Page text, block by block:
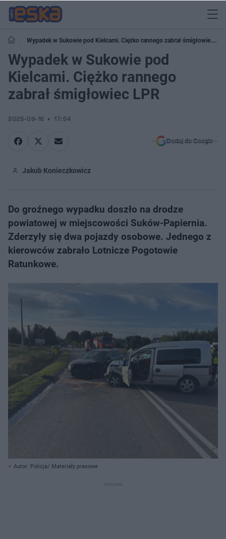
Wypadek w Sukowie pod Kielcami. Ciężko rannego zabrał śmigłowiec
LPR
Wypadek w Sukowie pod
Kielcami. Ciężko rannego
zabrał śmigłowiec LPR
2025-09-16 17:54
Dodaj do Google
Jakub Konieczkowicz
Do groźnego wypadku doszło na drodze
powiatowej w miejscowości Suków-Papiernia.
Zderzyły się dwa pojazdy osobowe. Jednego z
kierowców zabrało Lotnicze Pogotowie
Ratunkowe.
Autor: Policja/ Materiały prasowe